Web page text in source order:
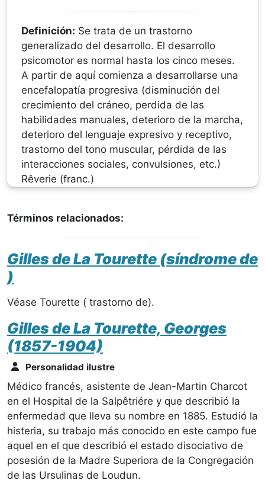
Definición: Se trata de un trastorno
generalizado del desarrollo. El desarrollo
psicomotor es normal hasta los cinco meses.
A partir de aquí comienza a desarrollarse una
encefalopatía progresiva (disminución del
crecimiento del cráneo, perdida de las
habilidades manuales, deterioro de la marcha,
deterioro del lenguaje expresivo y receptivo,
trastorno del tono muscular, pérdida de las
interacciones sociales, convulsiones, etc.)
Rêverie (franc.)
Términos relacionados:
Gilles de La Tourette (síndrome de
)
Véase Tourette ( trastorno de).
Gilles de La Tourette, Georges
(1857-1904)
Personalidad ilustre
Médico francés, asistente de Jean-Martin Charcot
en el Hospital de la Salpêtriére y que describió la
enfermedad que lleva su nombre en 1885. Estudió la
histeria, su trabajo más conocido en este campo fue
aquel en el que describió el estado disociativo de
posesión de la Madre Superiora de la Congregación
de las Ursulinas de Loudun.